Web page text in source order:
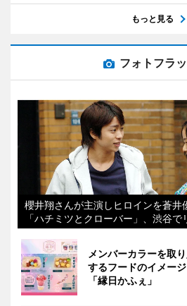
もっと見る
フォトフラ
櫻井翔さんが主演しヒロインを蒼井
「ハチミツとクローバー」、渋谷
メンバーカラーを取
するフードのイメー
「縁日かふぇ」